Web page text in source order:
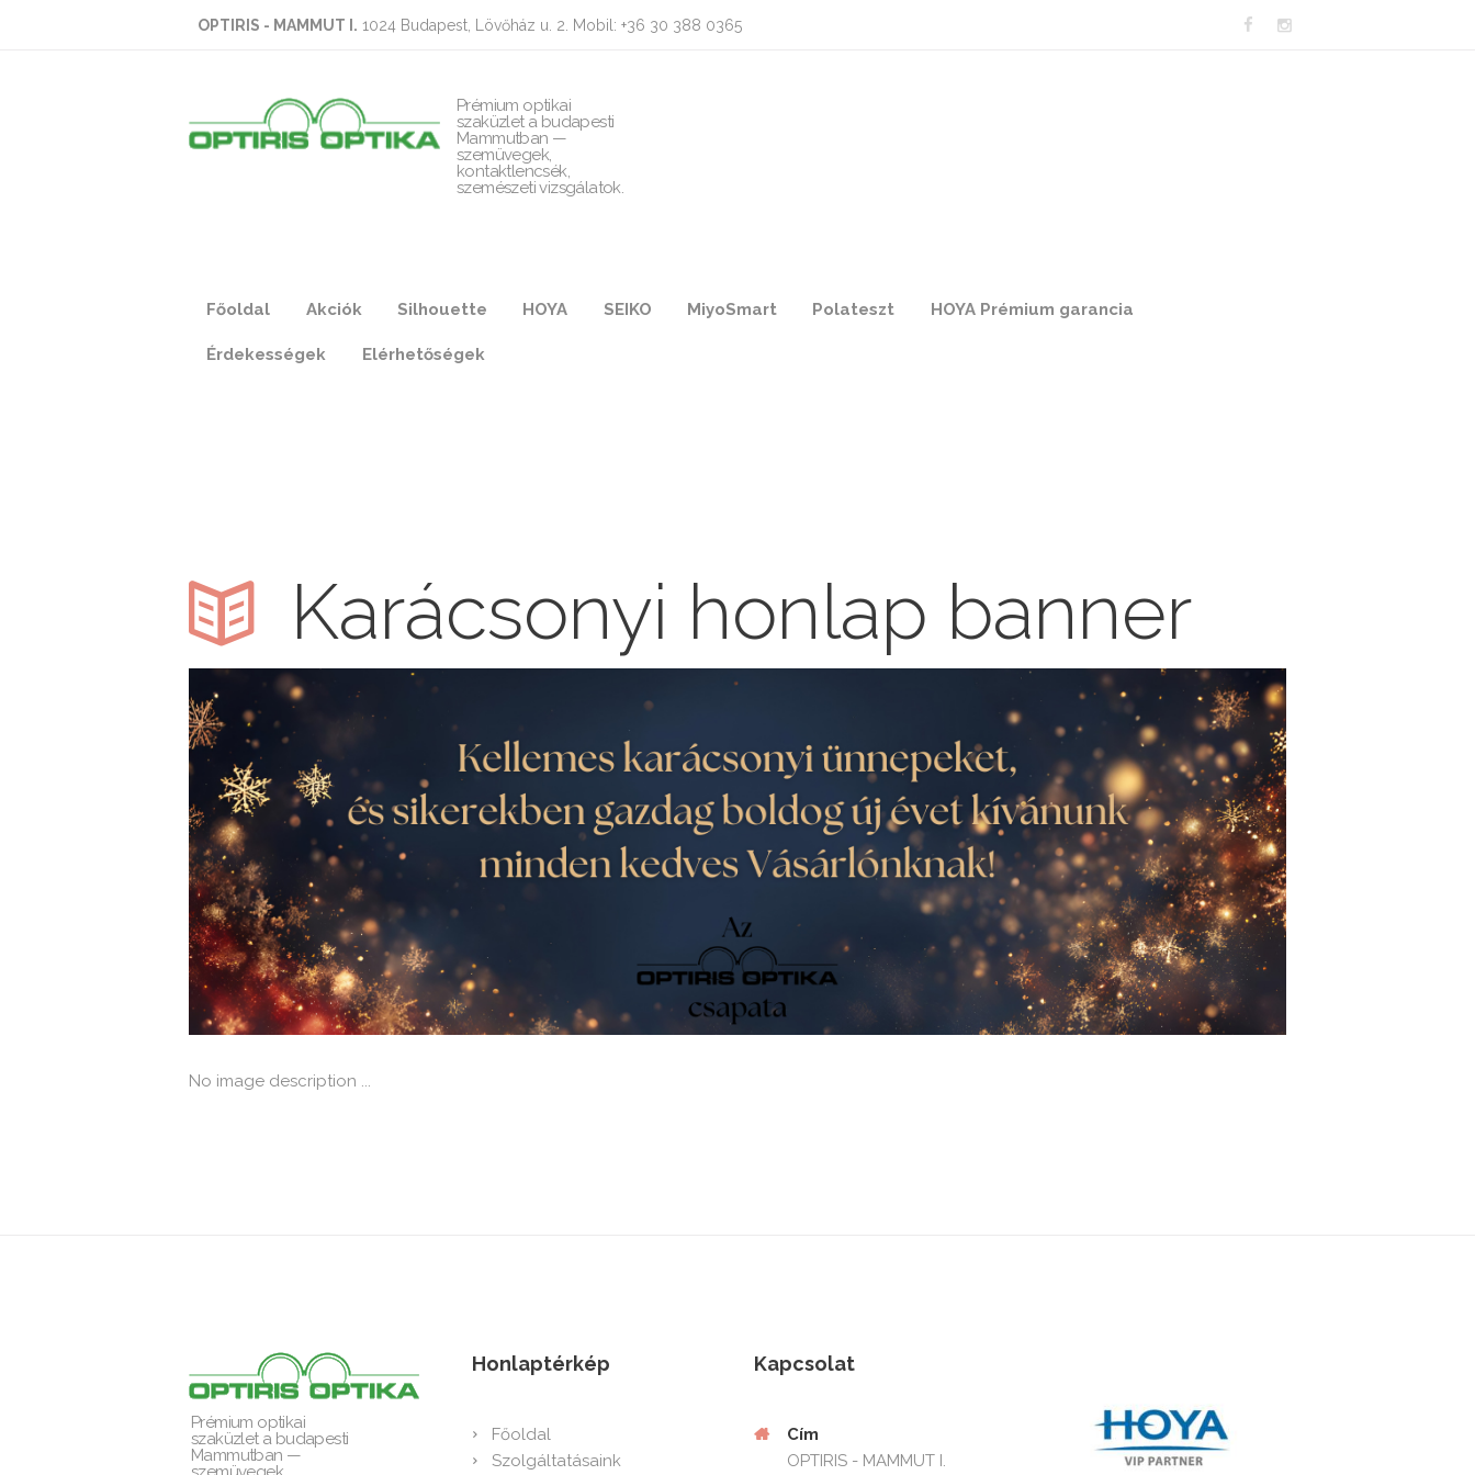
OPTIRIS - MAMMUT I. 1024 Budapest, Lövőház u. 2. Mobil: +36 30 388 0365
Prémium optikai
szaküzlet a budapesti
Mammutban —
szemüvegek,
kontaktlencsék,
szemészeti vizsgálatok.
Főoldal Akciók Silhouette HOYA SEIKO MiyoSmart Polateszt HOYA Prémium garancia
Érdekességek Elérhetőségek
Karácsonyi honlap banner
No image description ...
Prémium optikai
szaküzlet a budapesti
Mammutban —
Honlaptérkép
Főoldal
Szolgáltatásaink
Kapcsolat
Cím
OPTIRIS - MAMMUT I.